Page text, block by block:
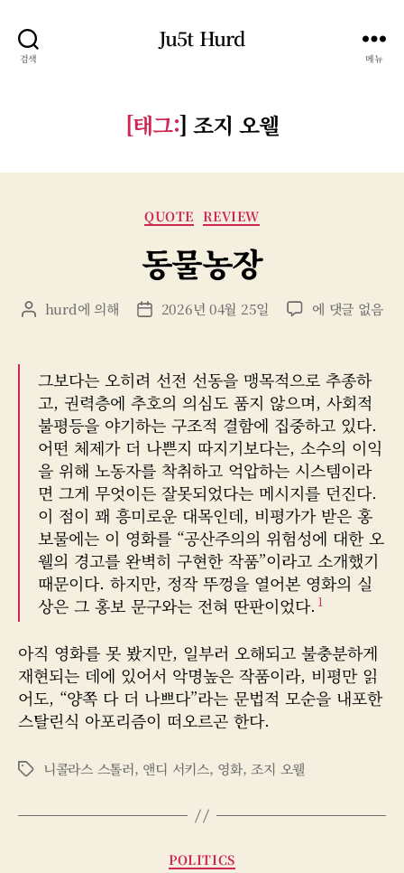
검색
Ju5t Hurd
메뉴
[태그:] 조지 오웰
카
테
고
리
QUOTE REVIEW
동물농장
게
성
자
hurd에 의해
게
날
짜
2026년 04월 25일
동
에 댓글 없음
그보다는 오히려 선전 선동을 맹목적으로 추종하
고, 권력층에 추호의 의심도 품지 않으며, 사회적
불평등을 야기하는 구조적 결함에 집중하고 있다.
어떤 체제가 더 나쁜지 따지기보다는, 소수의 이익
을 위해 노동자를 착취하고 억압하는 시스템이라
면 그게 무엇이든 잘못되었다는 메시지를 던진다.
이 점이 꽤 흥미로운 대목인데, 비평가가 받은 홍
보물에는 이 영화를 “공산주의의 위험성에 대한 오
웰의 경고를 완벽히 구현한 작품”이라고 소개했기
때문이다. 하지만, 정작 뚜껑을 열어본 영화의 실
상은 그 홍보 문구와는 전혀 딴판이었다. 1
아직 영화를 못 봤지만, 일부러 오해되고 불충분하게
재현되는 데에 있어서 악명높은 작품이라, 비평만 읽
어도, “양쪽 다 더 나쁘다”라는 문법적 모순을 내포한
스탈린식 아포리즘이 떠오르곤 한다.
태
니콜라스 스톨러, 앤디 서키스, 영화,조지 오웰
카
POLITICS